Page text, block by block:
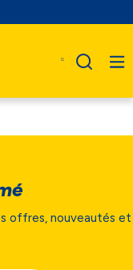
offres, nouveautés et